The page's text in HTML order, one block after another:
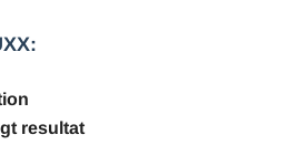
resultat